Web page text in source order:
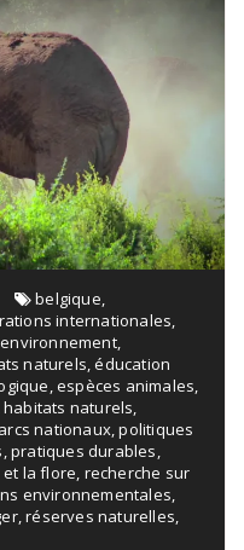
belgique
internationales
,
naturels ,éducation
,espèces animales
,habitats naturels
nationaux ,politiques
,pratiques durables
la flore recherche sur
environnementales
,réserves naturelles